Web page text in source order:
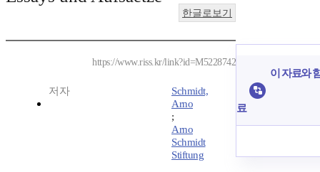
한글로보기
https://www.riss.kr/link?id=M5228742
저자
Schmidt,
Arno
;
Arno
Schmidt
Stiftung
이 자료와
료